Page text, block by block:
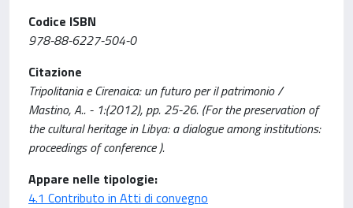
Codice ISBN
978-88-6227-504-0
Citazione
Tripolitania e Cirenaica: un futuro per il patrimonio /
Mastino, A.. - 1:(2012), pp. 25-26. (For the preservation of
the cultural heritage in Libya: a dialogue among institutions:
proceedings of conference ).
Appare nelle tipologie:
4.1 Contributo in Atti di convegno